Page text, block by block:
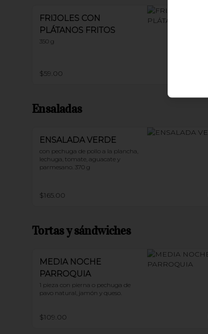
FRIJOLES CON
PLÁTANOS FRITOS
350 g
$59.00
Ensaladas
ENSALADA VERDE
con pechuga de pollo a la plancha,
lechuga, tomate, aguacate y
parmesano. 370 g
$165.00
Tortas y sándwiches
MEDIA NOCHE
PARROQUIA
1 pieza con pierna o pechuga de
pavo natural, jamón y queso.
$109.00